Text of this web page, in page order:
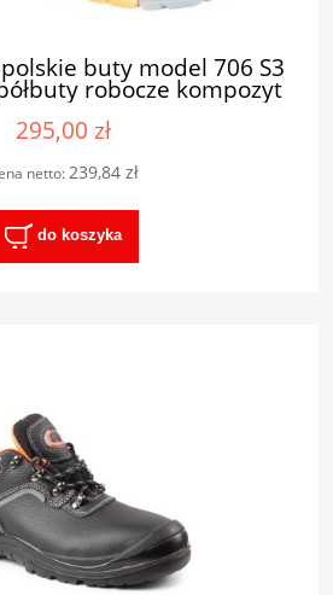
buty model 706 S3
robocze kompozyt
295,00 zł
netto:239,84 zł
do koszyka